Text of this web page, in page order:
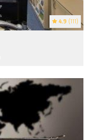
4.9 (111)